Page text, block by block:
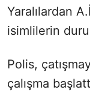
Yaralılardan
isimlilerin
Polis,
çalışma